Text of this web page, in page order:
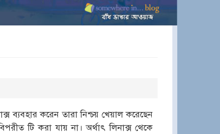
ব্যবহার করেন তারা নিশ্চয় খেয়াল করেছেন
টি করা যায় না। অর্থাৎ লিনাক্স থেকে